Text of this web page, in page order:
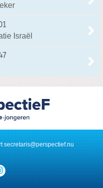
Israël
secretaris@perspectief.nu